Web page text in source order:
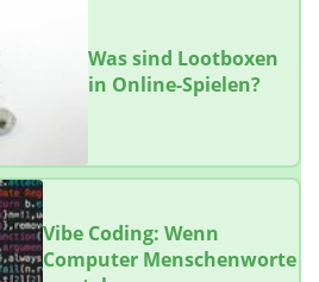
Was sind Lootboxen
in Online-Spielen?
Vibe Coding: Wenn
Computer Menschenworte